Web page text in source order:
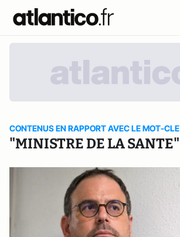
CONTENUS EN RAPPORT AVEC LE MOT-CLE
"MINISTRE DE LA SANTE"